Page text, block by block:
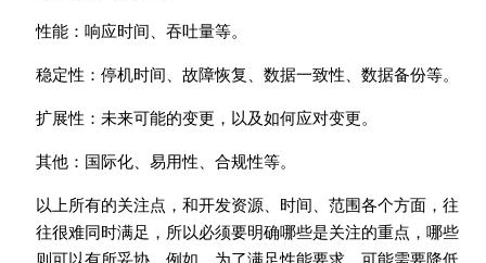
性能：响应时间、吞吐量等。
稳定性：停机时间、故障恢复、数据一致性、数据备份等。
扩展性：未来可能的变更，以及如何应对变更。
其他：国际化、易用性、合规性等。
以上所有的关注点，和开发资源、时间、范围各个方面，往
往很难同时满足，所以必须要明确哪些是关注的重点，哪些